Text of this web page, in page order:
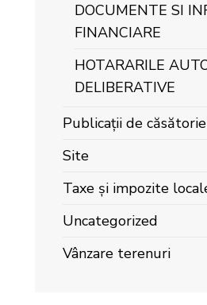
DOCUMENTE SI
FINANCIARE
HOTARARILE
DELIBERATIVE
Publicații de căsătorie
Site
Taxe și impozite
Uncategorized
Vânzare terenuri